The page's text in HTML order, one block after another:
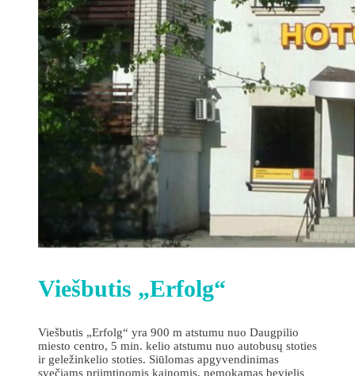
Viešbutis „Erfolg“
Viešbutis „Erfolg“ yra 900 m atstumu nuo Daugpilio
miesto centro, 5 min. kelio atstumu nuo autobusų stoties
ir geležinkelio stoties. Siūlomas apgyvendinimas
svečiams priimtinomis kainomis, nemokamas bevielis